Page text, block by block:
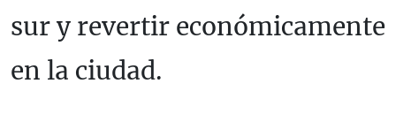
sur y revertir económicamente
en la ciudad.